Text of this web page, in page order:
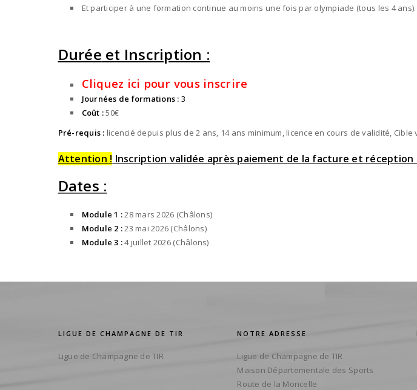
Et participer à une formation continue au moins une fois par olympiade (tous les 4 ans).
Durée et Inscription :
Cliquez ici pour vous inscrire
Journées de formations : 3
Coût :50€
Pré-requis : licencié depuis plus de 2 ans, 14 ans minimum, licence en cours de validité,
Attention ! Inscription validée après paiement de la facture et réception
Dates :
Module 1 :28 mars 2026 (Châlons)
Module 2 :23 mai 2026 (Châlons)
Module 3 :4 juillet 2026 (Châlons)
LIGUE DE CHAMPAGNE DE TIR
Ligue de Champagne de TIR
NOTRE ADRESSE
Ligue de Champagne de TIR
Maison Départementale des Sports
Route de la Moncelle